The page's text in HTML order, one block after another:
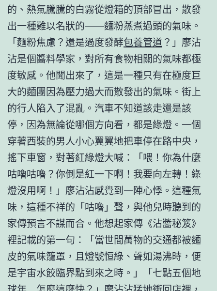
的、熱氣騰騰的白霧從燈箱的頂部冒出，散發
出一種難以名狀的——麵粉蒸煮過頭的氣味。
「麵粉焦慮？還是過度發酵包養管道 ？」廖沾
沾是個醬料學家，對所有食物相關的氣味都極
度敏感。他聞出來了，這是一種只有在極度巨
大的麵團因為壓力過大而散發出的氣味。街上
的行人陷入了混亂。汽車不知道該走還是該
停，因為無論從哪個方向看，都是綠燈。一個
穿著西裝的男人小心翼翼地把車停在路中央，
搖下車窗，對著紅綠燈大喊：「喂！你為什麼
咕嚕咕嚕？你倒是紅一下啊！我要向左轉！綠
燈沒用啊！」廖沾沾感覺到一陣心悸。這種氣
味，這種不祥的「咕嚕」聲，與他兒時聽到的
家傳預言不謀而合。他想起家傳《沾醬秘笈》
裡記載的第一句：「當世間萬物的交通都被麵
皮的氣味籠罩，且燈號恒綠、聲如湯沸時，便
是宇宙水餃臨界點到來之時。」「七點五個地